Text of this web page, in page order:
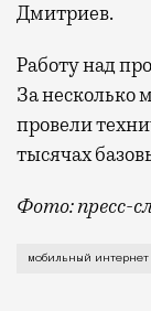
Дмитриев.
Работу над
За несколько
провели
тысячах
Фото: пресс-
Мобильный
мобильный интернет